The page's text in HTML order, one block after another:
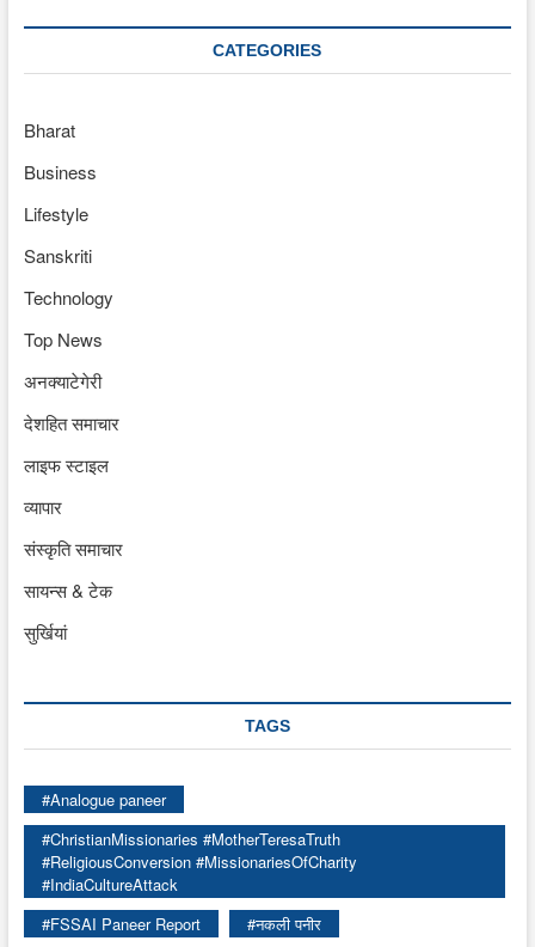
CATEGORIES
Bharat
Business
Lifestyle
Sanskriti
Technology
Top News
अनक्याटेगेरी
देशहित समाचार
लाइफ स्टाइल
व्यापार
संस्कृति समाचार
सायन्स & टेक
सुर्खियां
TAGS
#Analogue paneer
#ChristianMissionaries #MotherTeresaTruth
#ReligiousConversion #MissionariesOfCharity
#IndiaCultureAttack
#FSSAI Paneer Report
#नकली पनीर